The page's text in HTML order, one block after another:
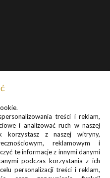
informacje o
treści i reklam,
i analizować ruch w naszej
z naszej witryny,
reklamowym i
te informacje z innymi danymi
podczas korzystania z ich
personalizacji treści i reklam,